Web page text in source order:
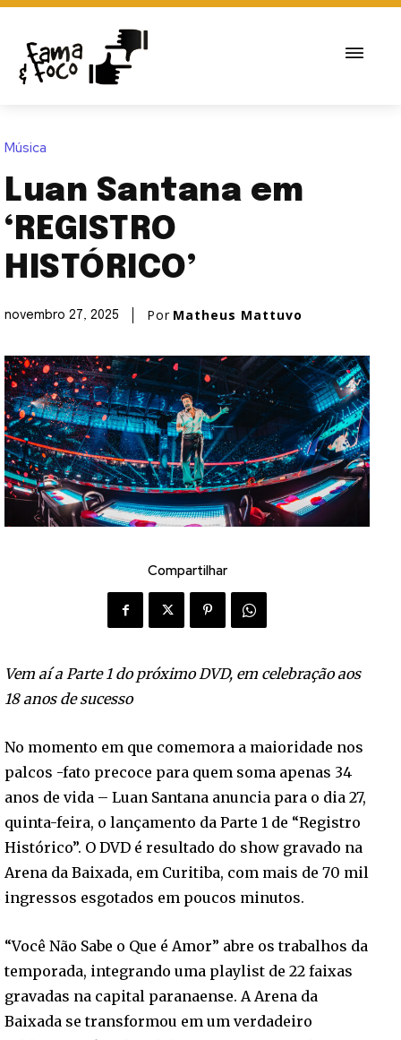
Música
Luan Santana em
‘REGISTRO
HISTÓRICO’
novembro 27, 2025 Por Matheus Mattuvo
Compartilhar
Vem aí a Parte 1 do próximo DVD, em celebração aos
18 anos de sucesso
No momento em que comemora a maioridade nos
palcos -fato precoce para quem soma apenas 34
anos de vida – Luan Santana anuncia para o dia 27,
quinta-feira, o lançamento da Parte 1 de “Registro
Histórico”. O DVD é resultado do show gravado na
Arena da Baixada, em Curitiba, com mais de 70 mil
ingressos esgotados em poucos minutos.
“Você Não Sabe o Que é Amor” abre os trabalhos da
temporada, integrando uma playlist de 22 faixas
gravadas na capital paranaense. A Arena da
Baixada se transformou em um verdadeiro